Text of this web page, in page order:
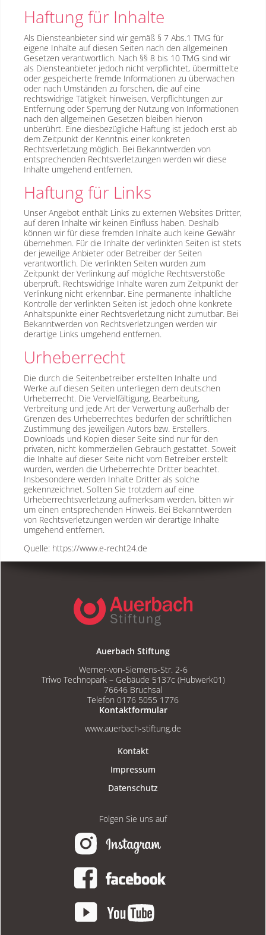
Haftung für Inhalte
Als Diensteanbieter sind wir gemäß § 7 Abs.1 TMG für
eigene Inhalte auf diesen Seiten nach den allgemeinen
Gesetzen verantwortlich. Nach §§ 8 bis 10 TMG sind wir
als Diensteanbieter jedoch nicht verpflichtet, übermittelte
oder gespeicherte fremde Informationen zu überwachen
oder nach Umständen zu forschen, die auf eine
rechtswidrige Tätigkeit hinweisen. Verpflichtungen zur
Entfernung oder Sperrung der Nutzung von Informationen
nach den allgemeinen Gesetzen bleiben hiervon
unberührt. Eine diesbezügliche Haftung ist jedoch erst ab
dem Zeitpunkt der Kenntnis einer konkreten
Rechtsverletzung möglich. Bei Bekanntwerden von
entsprechenden Rechtsverletzungen werden wir diese
Inhalte umgehend entfernen.
Haftung für Links
Unser Angebot enthält Links zu externen Websites Dritter,
auf deren Inhalte wir keinen Einfluss haben. Deshalb
können wir für diese fremden Inhalte auch keine Gewähr
übernehmen. Für die Inhalte der verlinkten Seiten ist stets
der jeweilige Anbieter oder Betreiber der Seiten
verantwortlich. Die verlinkten Seiten wurden zum
Zeitpunkt der Verlinkung auf mögliche Rechtsverstöße
überprüft. Rechtswidrige Inhalte waren zum Zeitpunkt der
Verlinkung nicht erkennbar. Eine permanente inhaltliche
Kontrolle der verlinkten Seiten ist jedoch ohne konkrete
Anhaltspunkte einer Rechtsverletzung nicht zumutbar. Bei
Bekanntwerden von Rechtsverletzungen werden wir
derartige Links umgehend entfernen.
Urheberrecht
Die durch die Seitenbetreiber erstellten Inhalte und
Werke auf diesen Seiten unterliegen dem deutschen
Urheberrecht. Die Vervielfältigung, Bearbeitung,
Verbreitung und jede Art der Verwertung außerhalb der
Grenzen des Urheberrechtes bedürfen der schriftlichen
Zustimmung des jeweiligen Autors bzw. Erstellers.
Downloads und Kopien dieser Seite sind nur für den
privaten, nicht kommerziellen Gebrauch gestattet. Soweit
die Inhalte auf dieser Seite nicht vom Betreiber erstellt
wurden, werden die Urheberrechte Dritter beachtet.
Insbesondere werden Inhalte Dritter als solche
gekennzeichnet. Sollten Sie trotzdem auf eine
Urheberrechtsverletzung aufmerksam werden, bitten wir
um einen entsprechenden Hinweis. Bei Bekanntwerden
von Rechtsverletzungen werden wir derartige Inhalte
umgehend entfernen.
Quelle: https://www.e-recht24.de
Auerbach Stiftung
Werner-von-Siemens-Str. 2-6
Triwo Technopark – Gebäude 5137c (Hubwerk01)
76646 Bruchsal
Telefon 0176 5055 1776
Kontaktformular
www.auerbach-stiftung.de
Kontakt
Impressum
Datenschutz
Folgen Sie uns auf